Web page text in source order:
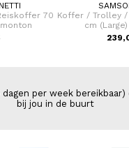
70 Koffer / Trolley
cm
dagen per week
bij jou in de buurt